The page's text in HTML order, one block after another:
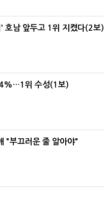
남 앞두고 1위 지켰다(2보)
위 수성(1보)
"부끄러운 줄 알아야"